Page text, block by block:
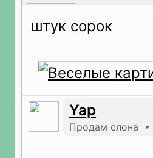
штук сорок
Yap
Продам слона •